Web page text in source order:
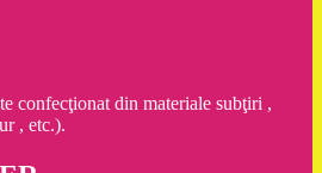
confecţionat din materiale subţiri ,
, etc.).